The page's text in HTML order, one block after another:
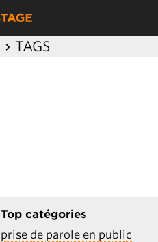
TAGS
Top catégories
prise de parole en public